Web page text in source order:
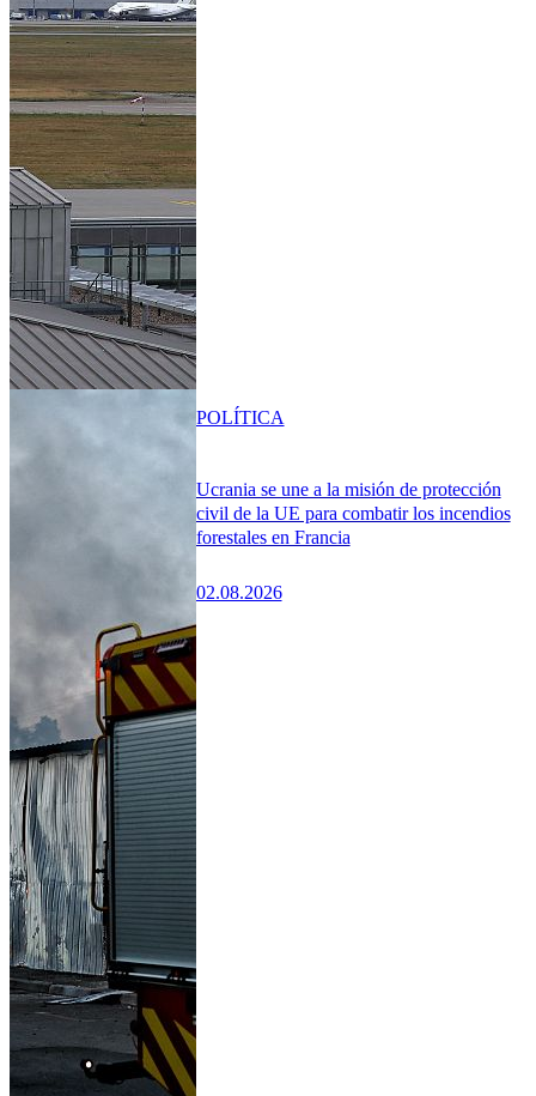
Ucrania se une a la misión de protección
civil de la UE para combatir los incendios
forestales en Francia
02.08.2026
POLÍTICA